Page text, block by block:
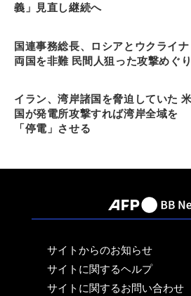
義」見直し継続へ
国連事務総長、ロシアとウクライナ
両国を非難 民間人狙った攻撃めぐり
イラン、湾岸諸国を脅迫していた 米
国が発電所攻撃すれば湾岸全域を
「停電」させる
サイトからのお知らせ
サイトに関するヘルプ
サイトに関するお問い合わせ